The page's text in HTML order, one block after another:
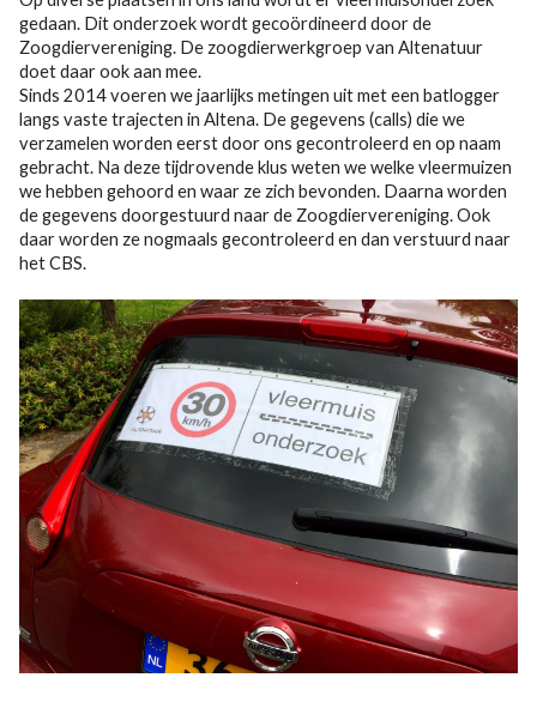
gedaan. Dit onderzoek wordt gecoördineerd door de
Zoogdiervereniging. De zoogdierwerkgroep van Altenatuur
doet daar ook aan mee.
Sinds 2014 voeren we jaarlijks metingen uit met een batlogger
langs vaste trajecten in Altena. De gegevens (calls) die we
verzamelen worden eerst door ons gecontroleerd en op naam
gebracht. Na deze tijdrovende klus weten we welke vleermuizen
we hebben gehoord en waar ze zich bevonden. Daarna worden
de gegevens doorgestuurd naar de Zoogdiervereniging. Ook
daar worden ze nogmaals gecontroleerd en dan verstuurd naar
het CBS.